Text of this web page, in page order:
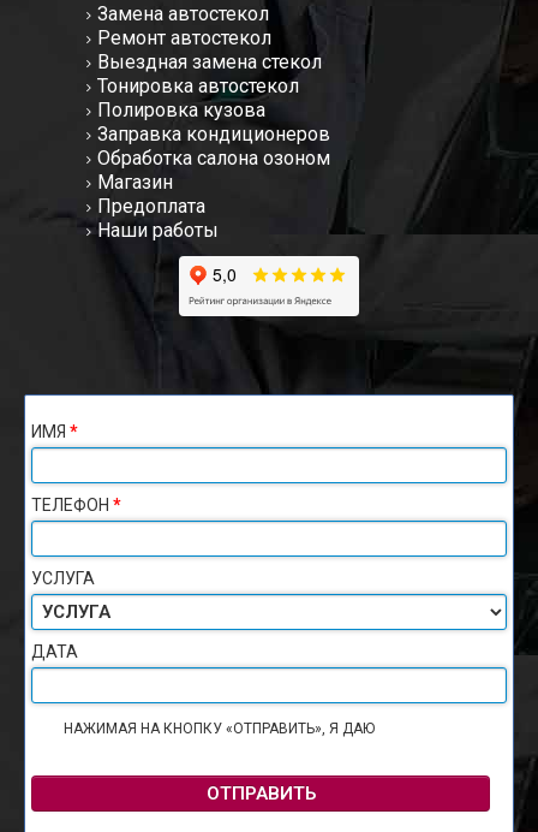
Замена автостекол
Ремонт автостекол
Выездная замена стекол
Тонировка автостекол
Полировка кузова
Заправка кондиционеров
Обработка салона озоном
Магазин
Предоплата
Наши работы
ИМЯ *
ТЕЛЕФОН *
УСЛУГА
ДАТА
НАЖИМАЯ НА КНОПКУ «ОТПРАВИТЬ», Я ДАЮ
ОТПРАВИТЬ